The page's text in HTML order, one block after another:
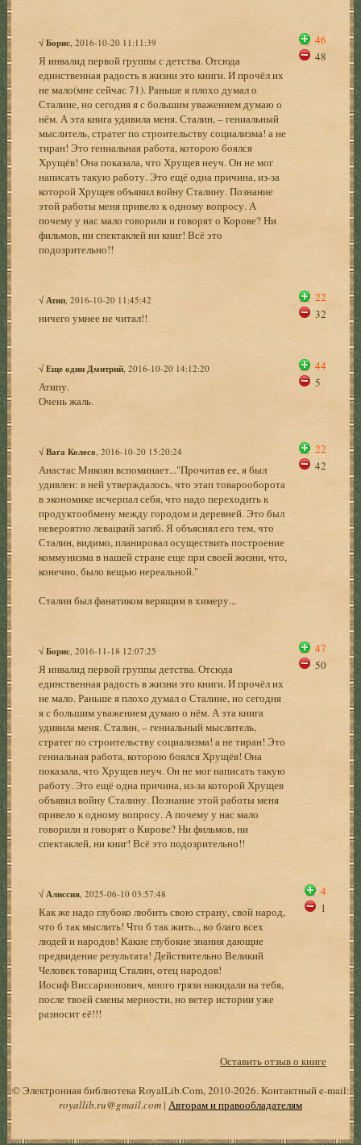
√Борис , 2016-10-20 11:11:39
Я инвалид первой группы с детства. Отсюда
единственная радость в жизни это книги. И прочёл их
не мало(мне сейчас 71). Раньше я плохо думал о
Сталине, но сегодня я с большим уважением думаю о
нём. А эта книга удивила меня. Сталин, – гениальный
мыслитель, стратег по строительству социализма! а не
тиран! Это гениальная работа, которою боялся
Хрущёв! Она показала, что Хрущев неуч. Он не мог
написать такую работу. Это ещё одна причина, из-за
которой Хрущев объявил войну Сталину. Познание
этой работы меня привело к одному вопросу. А
почему у нас мало говорили и говорят о Корове? Ни
фильмов, ни спектаклей ни книг! Всё это
подозрительно!!
46
48
√ Атип , 2016-10-20 11:45:42
ничего умнее не читал!!
22
32
√Еще один Дмитрий , 2016-10-20 14:12:20
Атипу.
Очень жаль.
44
5
√Вага Колесо , 2016-10-20 15:20:24
Анастас Микоян вспоминает..."Прочитав ее, я был
удивлен: в ней утверждалось, что этап товарооборота
в экономике исчерпал себя, что надо переходить к
продуктообмену между городом и деревней. Это был
невероятно левацкий загиб. Я объяснял его тем, что
Сталин, видимо, планировал осуществить построение
коммунизма в нашей стране еще при своей жизни, что,
конечно, было вещью нереальной."
Сталин был фанатиком верящим в химеру...
22
42
√Борис , 2016-11-18 12:07:25
Я инвалид первой группы детства. Отсюда
единственная радость в жизни это книги. И прочёл их
не мало. Раньше я плохо думал о Сталине, но сегодня
я с большим уважением думаю о нём. А эта книга
удивила меня. Сталин, – гениальный мыслитель,
стратег по строительству социализма! а не тиран! Это
гениальная работа, которою боялся Хрущёв! Она
показала, что Хрущев неуч. Он не мог написать такую
работу. Это ещё одна причина, из-за которой Хрущев
объявил войну Сталину. Познание этой работы меня
привело к одному вопросу. А почему у нас мало
говорили и говорят о Кирове? Ни фильмов, ни
спектаклей, ни книг! Всё это подозрительно!!
47
50
√ Алиссия , 2025-06-10 03:57:48
Как же надо глубоко любить свою страну, свой народ,
что б так мыслить! Что б так жить.., во благо всех
людей и народов! Какие глубокие знания дающие
предвидение результата! Действительно Великий
Человек товарищ Сталин, отец народов!
Иосиф Виссарионович, много грязи накидали на тебя,
после твоей смены мерности, но ветер истории уже
разносит её!!!
4
1
Оставить отзыв о книге
© Электронная библиотека RoyalLib.Com, 2010-2026. Контактный e-mail:
royallib.ru@gmail.com| Авторам и правообладателям